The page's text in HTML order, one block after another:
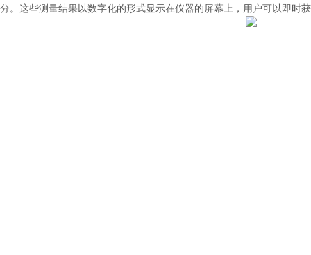
分。这些测量结果以数字化的形式显示在仪器的屏幕上，用户可以即时